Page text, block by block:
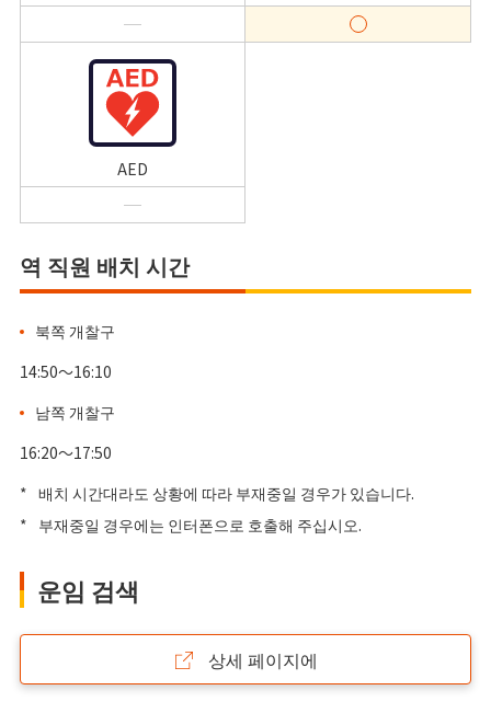
AED
역 직원 배치 시간
북쪽 개찰구
14:50～16:10
남쪽 개찰구
16:20～17:50
* 배치 시간대라도 상황에 따라 부재중일 경우가 있습니다.
* 부재중일 경우에는 인터폰으로 호출해 주십시오.
운임 검색
상세 페이지에